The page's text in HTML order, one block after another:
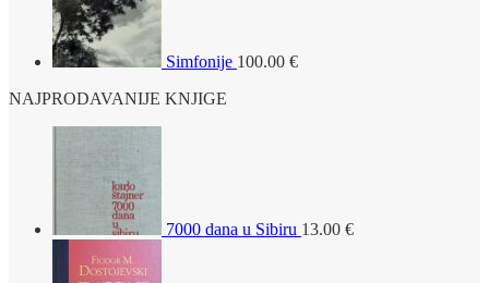
Simfonije 100.00 €
NAJPRODAVANIJE KNJIGE
7000 dana u Sibiru 13.00 €